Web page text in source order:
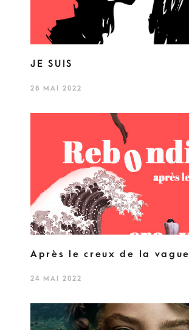
JE SUIS
28 MAI 2022
Après le creux de la vague
24 MAI 2022